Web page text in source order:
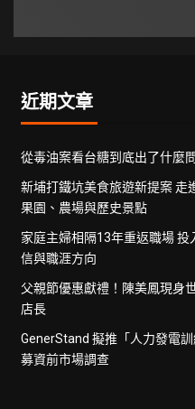
近期文章
從毒油案看台糖到底出了什麼
新埔打鐵坑美食旅遊新提案 走
果園、農場與歷史景點
家庭主婦相隔13年重返職場
信與職涯方向
父親節優惠獻禮！陳美鳳現身
店長
GenerStand 擬推「人力發電
募資前市場調查